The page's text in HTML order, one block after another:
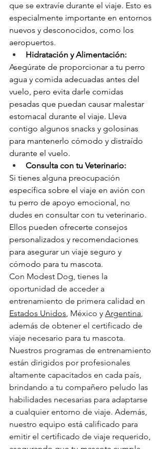
que se extravíe durante el viaje. Esto es
especialmente importante en entornos
nuevos y desconocidos, como los
aeropuertos.
Hidratación y Alimentación:
Asegúrate de proporcionar a tu perro
agua y comida adecuadas antes del
vuelo, pero evita darle comidas
pesadas que puedan causar malestar
estomacal durante el viaje. Lleva
contigo algunos snacks y golosinas
para mantenerlo cómodo y distraído
durante el vuelo.
Consulta con tu Veterinario:
Si tienes alguna preocupación
específica sobre el viaje en avión con
tu perro de apoyo emocional, no
dudes en consultar con tu veterinario.
Ellos pueden ofrecerte consejos
personalizados y recomendaciones
para asegurar un viaje seguro y
cómodo para tu mascota.
Con Modest Dog, tienes la
oportunidad de acceder a
entrenamiento de primera calidad en
Estados Unidos, México y Argentina,
además de obtener el certificado de
viaje necesario para tu mascota.
Nuestros programas de entrenamiento
están dirigidos por profesionales
altamente capacitados en cada país,
brindando a tu compañero peludo las
habilidades necesarias para adaptarse
a cualquier entorno de viaje. Además,
nuestro equipo está calificado para
emitir el certificado de viaje requerido,